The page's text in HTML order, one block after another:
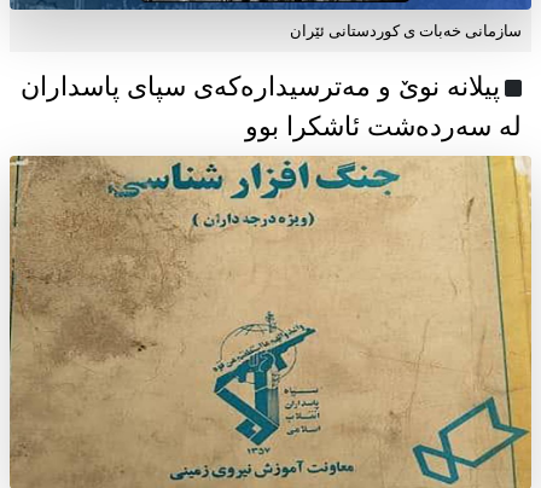
سازمانی خەبات ی كوردستانی ئێران
پیلانە نوێ و مەترسیدارەکەی سپای پاسداران
لە سەردەشت ئاشکرا بوو